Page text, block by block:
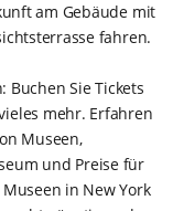
am Gebäude mit
fahren.
Buchen Sie Tickets
mehr. Erfahren
Museen,
und Preise für
in New York